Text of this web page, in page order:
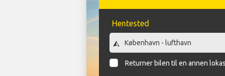
Hentested
Returner bilen til en annen